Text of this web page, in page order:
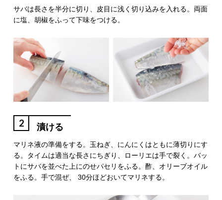
サバは長さを半分に切り、皮目に浅く切り込みを入れる。両面
に塩、胡椒をふって下味をつける。
2 漬ける
マリネ液の準備をする。玉ねぎ、にんにくはともに薄切りにす
る。タイムは適当な長さにちぎり、ローリエは手で裂く。バッ
トにサバを並べた上にのせパセリをふる。酢、オリーブオイル
をふる。手で混ぜ、 30分ほどおいてマリネする。